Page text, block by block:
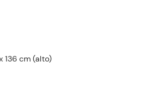
136 cm (alto)